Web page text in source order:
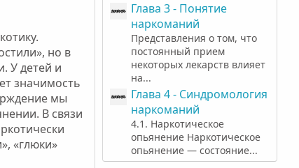
но в
У детей и
значимость
мы
В связи
«глюки»
Глава 3 - Понятие
наркоманий
Представления о том, что
постоянный прием
некоторых лекарств влияет
на...
Глава 4 - Синдромология
наркоманий
4.1. Наркотическое
опьянение Наркотическое
опьянение — состояние...